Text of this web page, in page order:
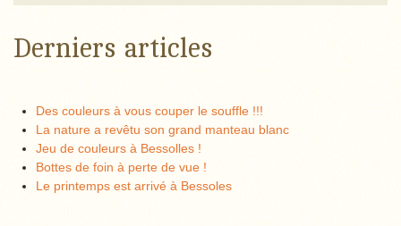
Derniers articles
Des couleurs à vous couper le souffle !!!
La nature a revêtu son grand manteau blanc
Jeu de couleurs à Bessolles !
Bottes de foin à perte de vue !
Le printemps est arrivé à Bessoles